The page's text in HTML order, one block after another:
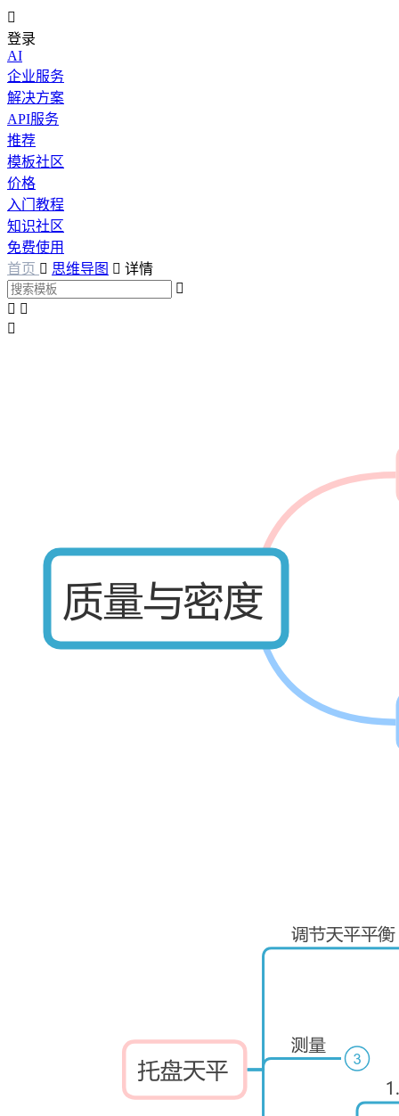

登录
AI
企业服务
解决方案
API服务
推荐
模板社区
价格
入门教程
知识社区
免费使用
首页  思维导图  详情

 
